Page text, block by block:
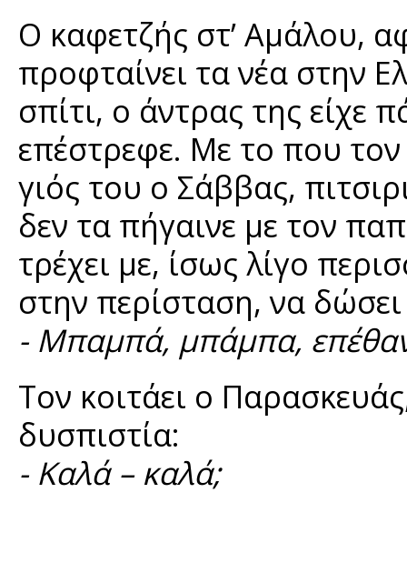
Ο καφετζής στ’ Αμάλου,
προφταίνει τα νέα στην
σπίτι, ο άντρας της είχε
επέστρεφε. Με το που
γιός του ο Σάββας,
δεν τα πήγαινε με τον
τρέχει με, ίσως λίγο
στην περίσταση, να
- Μπαμπά, μπάμπα,
Τον κοιτάει ο
δυσπιστία:
- Καλά – καλά;